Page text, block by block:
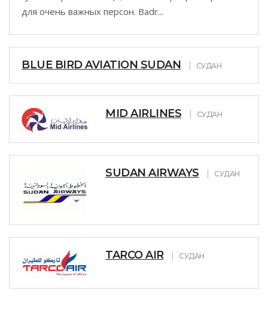
для очень важных персон. Badr...
BLUE BIRD AVIATION SUDAN СУДАН
MID AIRLINES СУДАН
SUDAN AIRWAYS СУДАН
TARCO AIR СУДАН